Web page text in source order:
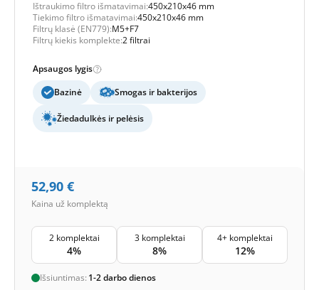
Ištraukimo filtro išmatavimai:450x210x46 mm
Tiekimo filtro išmatavimai:450x210x46 mm
Filtrų klasė (EN779):M5+F7
Filtrų kiekis komplekte:2 filtrai
Apsaugos lygis
Bazinė
Smogas ir bakterijos
Žiedadulkės ir pelėsis
52,90 €
Kaina už komplektą
2 komplektai
4%
3 komplektai
8%
4+ komplektai
12%
Išsiuntimas: 1-2 darbo dienos